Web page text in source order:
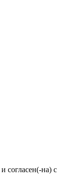
и согласен(-на) с